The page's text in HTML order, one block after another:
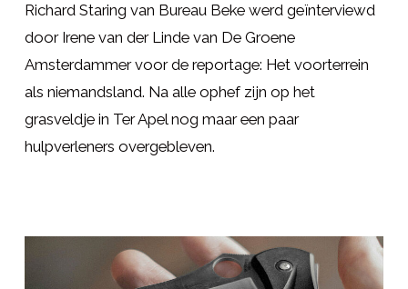
Richard Staring van Bureau Beke werd geïnterviewd
door Irene van der Linde van De Groene
Amsterdammer voor de reportage: Het voorterrein
als niemandsland. Na alle ophef zijn op het
grasveldje in Ter Apel nog maar een paar
hulpverleners overgebleven.